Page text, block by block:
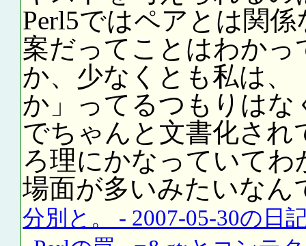
Perl5ではペアとは関
案だってことはわか
か、少なくとも私は、
か」ってるつもりは
でちゃんと文書化さ
ろ理にかなっていて
場面が多いみたいな
分別と。 - 2007-05-30の日